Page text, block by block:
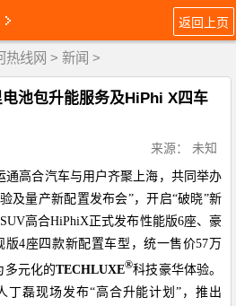
返回上页
热线网 > 新闻 >
池包升能服务及HiPhi X四车
来源： 未知
通高合汽车与用户齐聚上海，共同举办
及量产新配置发布会”，开启“破晓”新
SUV高合HiPhiX正式发布性能版6座、豪
版4座四款新配置车型，统一售价57 万
多元化的TECHLUXE®科技豪华体验。
丁磊现场发布“高合升能计划”，推出